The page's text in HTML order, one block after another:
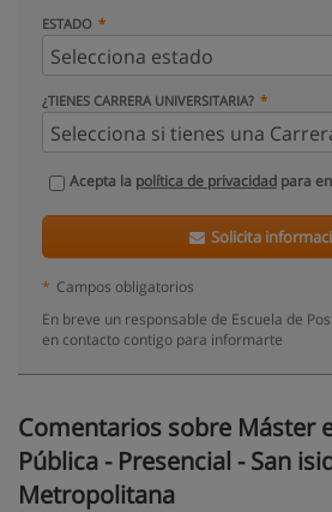
ESTADO
¿TIENES CARRERA UNIVERSITARIA?
Acepta la política de privacidad para
Solicita
* Campos obligatorios
En breve un responsable de Escuela de
en contacto contigo para informarte
Comentarios sobre Máster
Pública - Presencial - San
Metropolitana